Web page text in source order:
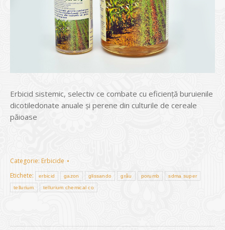
Erbicid sistemic, selectiv ce combate cu eficienţă buruienile
dicotiledonate anuale şi perene din culturile de cereale
păioase
Categorie: Erbicide
Etichete:
erbicid gazon glissando grâu porumb sdma super
tellurium tellurium chemical co